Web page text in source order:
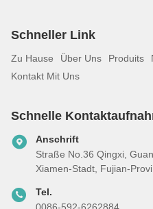
Schneller Link
Zu Hause Über Uns Produits
Kontakt Mit Uns
Schnelle
Anschrift
Straße No.36 Qingxi,
Xiamen-Stadt, Fujian-
Tel.
0086-592-6262884